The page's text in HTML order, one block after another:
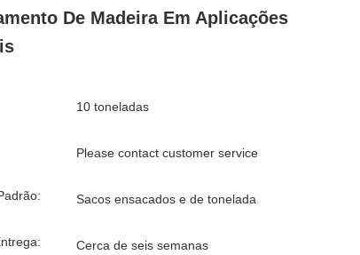
De Madeira Em Aplicações
10 toneladas
Please contact customer service
Sacos ensacados e de tonelada
Cerca de seis semanas